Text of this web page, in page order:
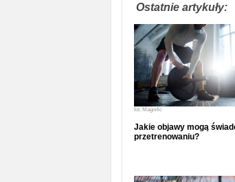
Ostatnie artykuły:
fot. Magnific
Jakie objawy mogą
przetrenowaniu?